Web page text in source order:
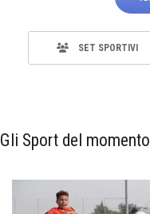
PREMI SPORTIVI
Gli Sport del momento